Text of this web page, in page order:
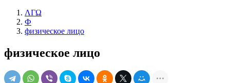
ΛΓΩ
Ф
физическое лицо
физическое лицо